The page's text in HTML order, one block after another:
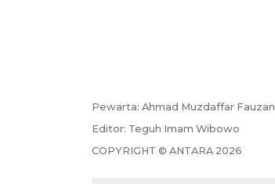
Pewarta: Ahmad Muzdaffar Fauzan
Editor: Teguh Imam Wibowo
COPYRIGHT © ANTARA 2026